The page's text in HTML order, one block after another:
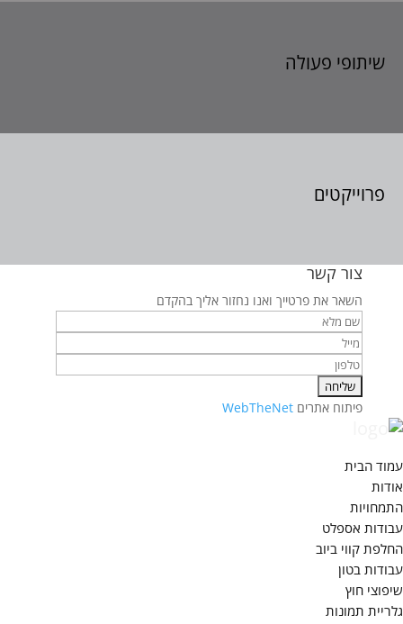
שיתופי פעולה
פרוייקטים
צור קשר
השאר את פרטייך ואנו נחזור אליך בהקדם
פיתוח אתרים WebTheNet
עמוד הבית
אודות
התמחויות
עבודות אספלט
החלפת קווי ביוב
עבודות בטון
שיפוצי חוץ
גלריית תמונות